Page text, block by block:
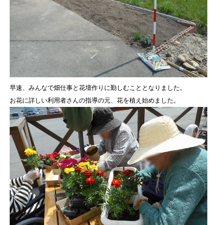
早速、みんなで畑仕事と花壇作りに勤しむこととなりました。
お花に詳しい利用者さんの指導の元、花を植え始めました。